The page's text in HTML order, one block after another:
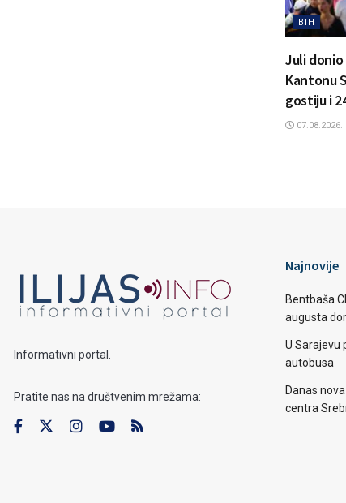
BIH
Juli
Kantonu
gostiju i
07.08.2026.
Informativni portal.
Pratite nas na društvenim mrežama:
Najnovije
Bentbaša
augusta
U Sarajevu
autobusa
Danas
centra